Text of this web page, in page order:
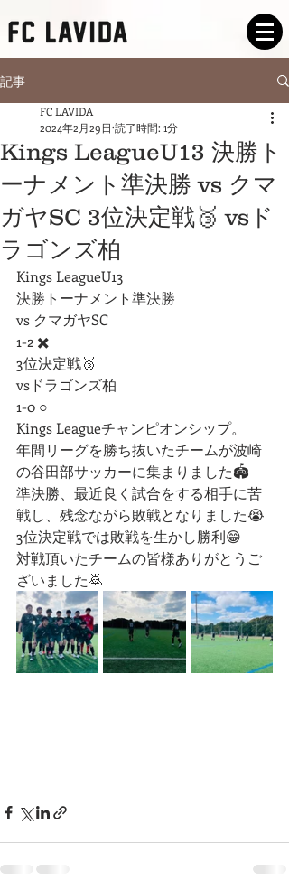
記事
Kings LeagueU13 決勝ト
ーナメント準決勝 vs クマ
ガヤSC 3位決定戦🥉 vsド
ラゴンズ柏
FC LAVIDA
2024年2月29日 読了時間: 1分
Kings LeagueU13
決勝トーナメント準決勝
vs クマガヤSC
1-2 ✖️
3位決定戦🥉
vsドラゴンズ柏
1-0 ○
Kings Leagueチャンピオンシップ。
年間リーグを勝ち抜いたチームが波崎
の谷田部サッカーに集まりました🏟️
準決勝、最近良く試合をする相手に苦
戦し、残念ながら敗戦となりました😭
3位決定戦では敗戦を生かし勝利😁
対戦頂いたチームの皆様ありがとうご
ざいました🙇